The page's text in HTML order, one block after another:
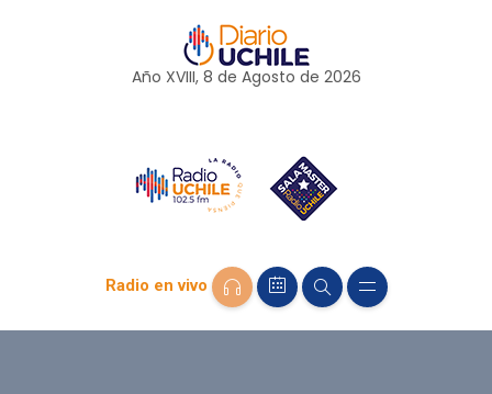
Año XVIII, 8 de Agosto de 2026
Radio en vivo